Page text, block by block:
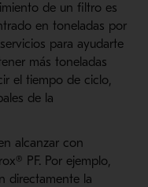
de un filtro es
en toneladas por
para ayudarte
más toneladas
el tiempo de ciclo,
de la
alcanzar con
PF. Por ejemplo,
directamente la